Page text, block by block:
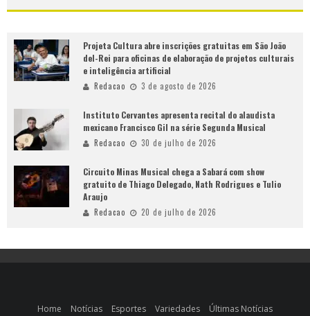
Projeta Cultura abre inscrições gratuitas em São João
del-Rei para oficinas de elaboração de projetos culturais
e inteligência artificial
Redacao 3 de agosto de 2026
Instituto Cervantes apresenta recital do alaudista
mexicano Francisco Gil na série Segunda Musical
Redacao 30 de julho de 2026
Circuito Minas Musical chega a Sabará com show
gratuito de Thiago Delegado, Nath Rodrigues e Tulio
Araujo
Redacao 20 de julho de 2026
Home Notícias Esportes Variedades
Últimas Notícias